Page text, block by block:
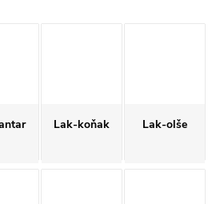
Lak-koňak Lak-olše